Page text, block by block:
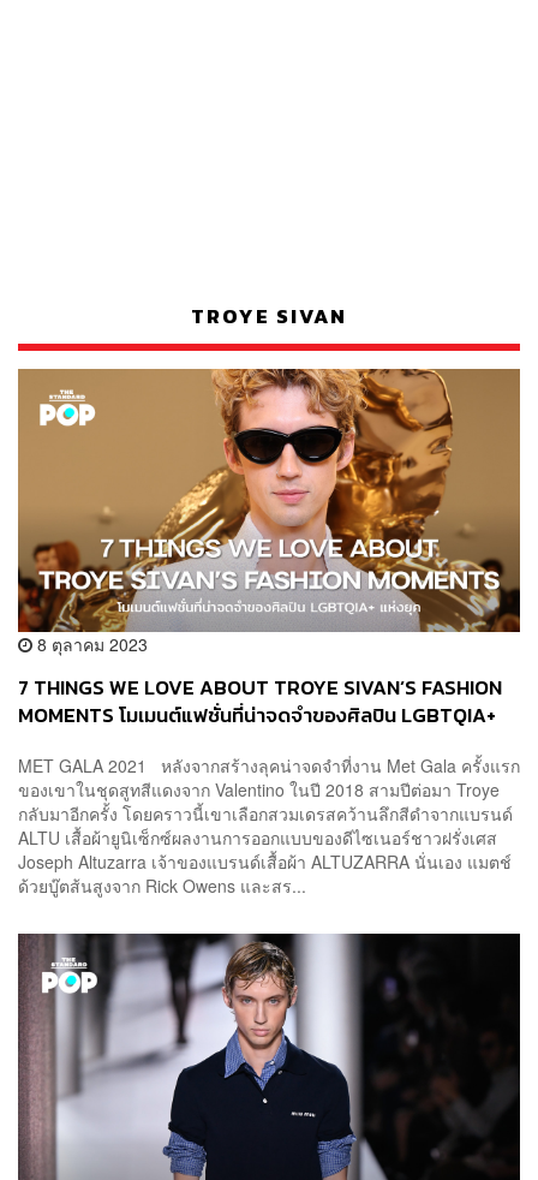
TROYE SIVAN
8 ตุลาคม 2023
7 THINGS WE LOVE ABOUT TROYE SIVAN’S FASHION
MOMENTS โมเมนต์แฟชั่นที่น่าจดจำของศิลปิน LGBTQIA+
MET GALA 2021 หลังจากสร้างลุคน่าจดจำที่งาน Met Gala ครั้งแรก
ของเขาในชุดสูทสีแดงจาก Valentino ในปี 2018 สามปีต่อมา Troye
กลับมาอีกครั้ง โดยคราวนี้เขาเลือกสวมเดรสคว้านลึกสีดำจากแบรนด์
ALTU เสื้อผ้ายูนิเซ็กซ์ผลงานการออกแบบของดีไซเนอร์ชาวฝรั่งเศส
Joseph Altuzarra เจ้าของแบรนด์เสื้อผ้า ALTUZARRA นั่นเอง แมตช์
ด้วยบู๊ตส้นสูงจาก Rick Owens และสร...